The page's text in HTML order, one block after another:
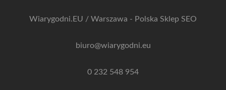
Wiarygodni.EU / Warszawa - Polska Sklep SEO
biuro@wiarygodni.eu
0 232 548 954